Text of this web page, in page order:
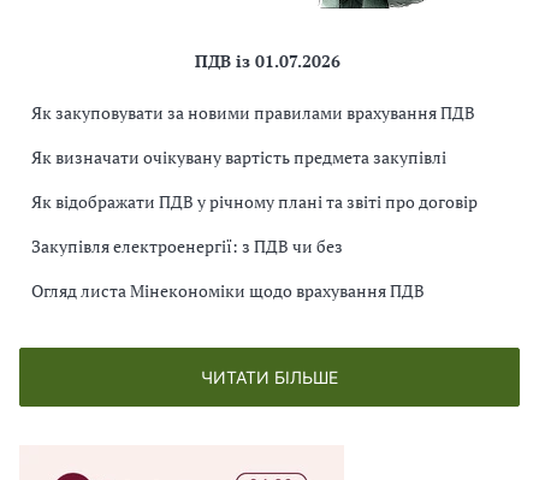
ПДВ із 01.07.2026
Як закуповувати за новими правилами врахування ПДВ
Як визначати очікувану вартість предмета закупівлі
Як відображати ПДВ у річному плані та звіті про договір
Закупівля електроенергії: з ПДВ чи без
Огляд листа Мінекономіки щодо врахування ПДВ
ЧИТАТИ БІЛЬШЕ